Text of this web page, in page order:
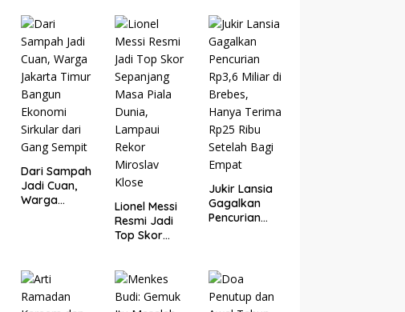
Dari Sampah
Jadi Cuan,
Warga
Sirkular dari
Gang Sempit
Lionel Messi
Resmi Jadi
Top Skor
Dunia,
Lampaui
Jukir Lansia
Gagalkan
Pencurian
Terima Rp25
Ribu Setelah
Bagi Empat